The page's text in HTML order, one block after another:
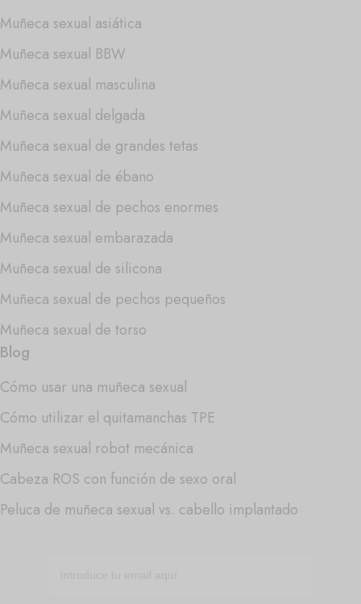
Muñeca sexual asiática
Muñeca sexual BBW
Muñeca sexual masculina
Muñeca sexual delgada
Muñeca sexual de grandes tetas
Muñeca sexual de ébano
Muñeca sexual de pechos enormes
Muñeca sexual embarazada
Muñeca sexual de silicona
Muñeca sexual de pechos pequeños
Muñeca sexual de torso
Blog
Cómo usar una muñeca sexual
Cómo utilizar el quitamanchas TPE
Muñeca sexual robot mecánica
Cabeza ROS con función de sexo oral
Peluca de muñeca sexual vs. cabello implantado